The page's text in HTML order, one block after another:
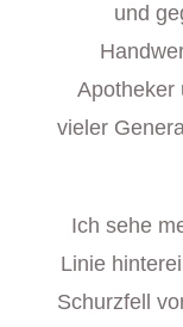
und
Apotheker
vieler
Ich sehe
Linie
Schurzfell